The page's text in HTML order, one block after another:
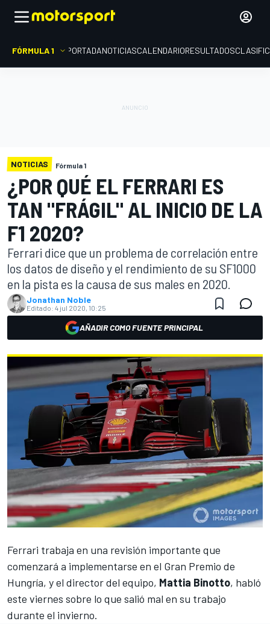
FÓRMULA 1 PORTADANOTICIASCALENDARIORESULTADOS
NOTICIAS Fórmula 1
¿POR QUÉ EL FERRARI ES
TAN "FRÁGIL" AL INICIO DE LA
F1 2020?
Ferrari dice que un problema de correlación entre
los datos de diseño y el rendimiento de su SF1000
en la pista es la causa de sus males en 2020.
Jonathan Noble
Editado: 4 jul 2020, 10:25
AÑADIR COMO FUENTE PRINCIPAL
Ferrari trabaja en una revisión importante que
comenzará a implementarse en el Gran Premio de
Hungría, y el director del equipo, Mattia Binotto, habló
este viernes sobre lo que salió mal en su trabajo
durante el invierno.